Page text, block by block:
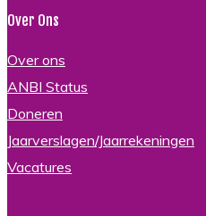
Over Ons
Over ons
ANBI Status
Doneren
Jaarverslagen/Jaarrekeningen
Vacatures